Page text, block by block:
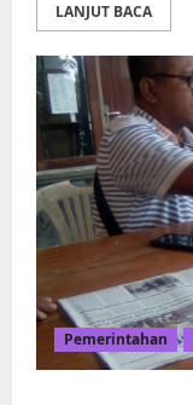
LANJUT BACA
Pemerintahan